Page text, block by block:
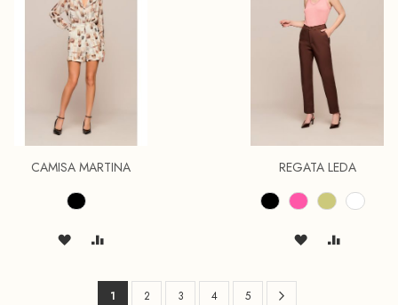
CAMISA MARTINA REGATA LEDA
Página
Você
1 Página
2 Página
3 Página
4 Página
5